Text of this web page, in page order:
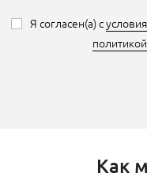
Я согласен(а) с
Как